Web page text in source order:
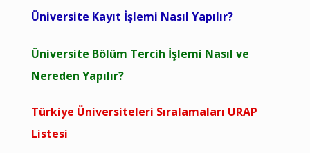
Üniversite Kayıt İşlemi Nasıl Yapılır?
Üniversite Bölüm Tercih İşlemi Nasıl ve
Nereden Yapılır?
Türkiye Üniversiteleri Sıralamaları URAP
Listesi